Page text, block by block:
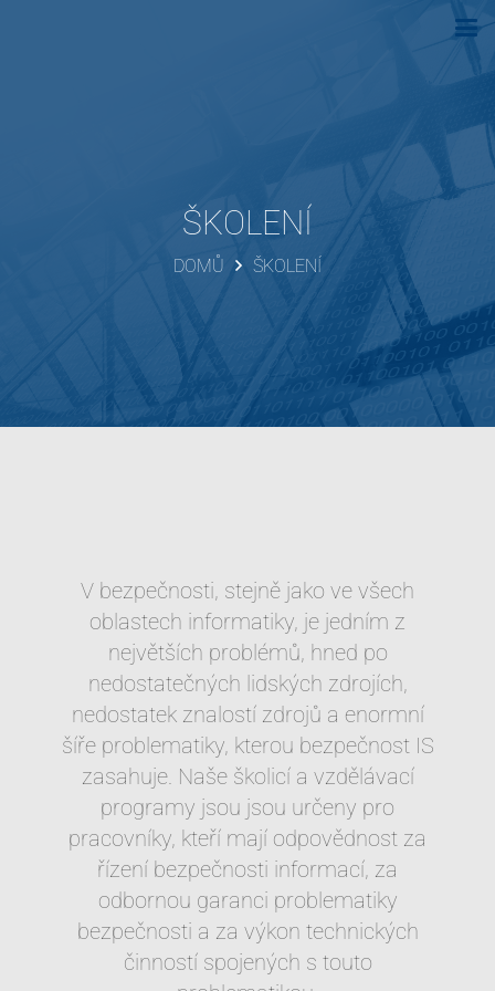
ŠKOLENÍ
DOMŮ ŠKOLENÍ
V bezpečnosti, stejně jako ve všech
oblastech informatiky, je jedním z
největších problémů, hned po
nedostatečných lidských zdrojích,
nedostatek znalostí zdrojů a enormní
šíře problematiky, kterou bezpečnost IS
zasahuje. Naše školicí a vzdělávací
programy jsou jsou určeny pro
pracovníky, kteří mají odpovědnost za
řízení bezpečnosti informací, za
odbornou garanci problematiky
bezpečnosti a za výkon technických
činností spojených s touto